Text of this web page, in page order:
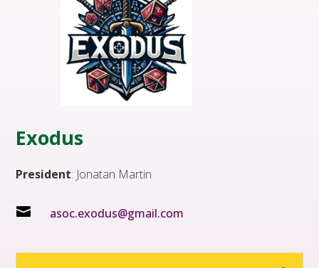
Exodus
President: Jonatan Martin
 asoc.exodus@gmail.com